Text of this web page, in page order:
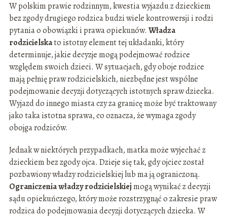
W polskim prawie rodzinnym, kwestia wyjazdu z dzieckiem
bez zgody drugiego rodzica budzi wiele kontrowersji i rodzi
pytania o obowiązki i prawa opiekunów. Władza
rodzicielskato istotny element tej układanki, który
determinuje, jakie decyzje mogą podejmować rodzice
względem swoich dzieci. W sytuacjach, gdy oboje rodzice
mają pełnię praw rodzicielskich, niezbędne jest wspólne
podejmowanie decyzji dotyczących istotnych spraw dziecka.
Wyjazd do innego miasta czy za granicę może być traktowany
jako taka istotna sprawa, co oznacza, że wymaga zgody
obojga rodziców.
Jednak w niektórych przypadkach, matka może wyjechać z
dzieckiem bez zgody ojca. Dzieje się tak, gdy ojciec został
pozbawiony władzy rodzicielskiej lub ma ją ograniczoną.
Ograniczenia władzy rodzicielskiejmogą wynikać z decyzji
sądu opiekuńczego, który może rozstrzygnąć o zakresie praw
rodzica do podejmowania decyzji dotyczących dziecka. W